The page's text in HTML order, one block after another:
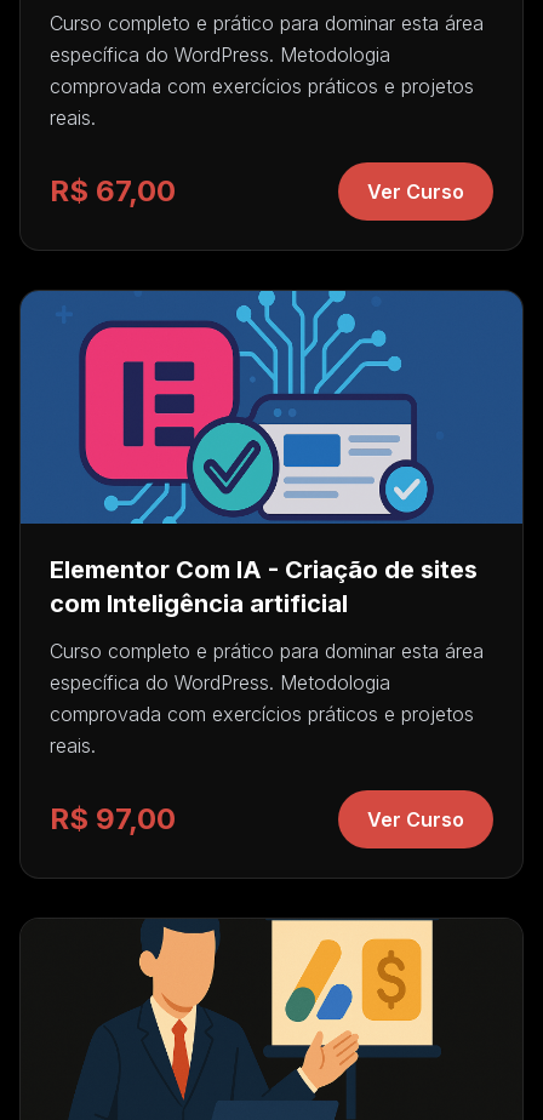
Curso completo e prático para dominar esta área
específica do WordPress. Metodologia
comprovada com exercícios práticos e projetos
reais.
R$ 67,00 Ver Curso
Elementor Com IA - Criação de sites
com Inteligência artificial
Curso completo e prático para dominar esta área
específica do WordPress. Metodologia
comprovada com exercícios práticos e projetos
reais.
R$ 97,00 Ver Curso